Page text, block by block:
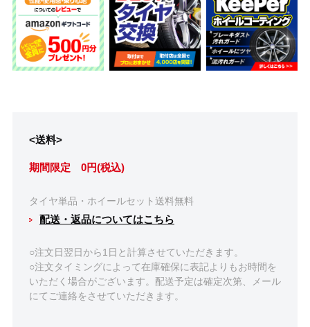
<送料>
期間限定 0円(税込)
タイヤ単品・ホイールセット送料無料
配送・返品についてはこちら
○注文日翌日から1日と計算させていただきます。
○注文タイミングによって在庫確保に表記よりもお時間を
いただく場合がございます。配送予定は確定次第、メール
にてご連絡をさせていただきます。